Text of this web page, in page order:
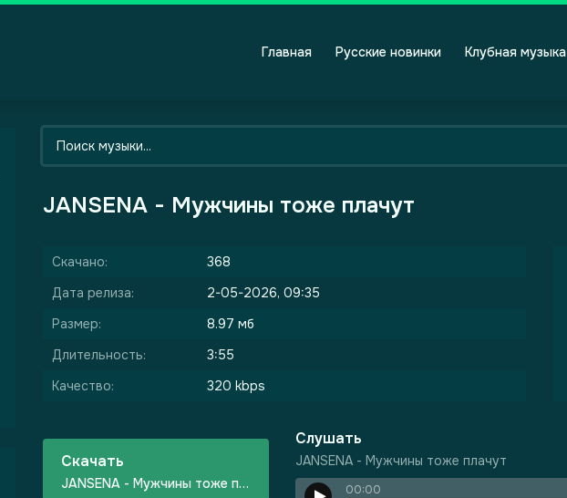
Главная Русские новинки Клубная музыка
JANSENA - Мужчины тоже плачут
Скачано:
368
Дата релиза:
2-05-2026, 09:35
Размер:
8.97 мб
Длительность:
3:55
Качество:
320 kbps
Скачать
JANSENA - Мужчины тоже плачут
Слушать
JANSENA - Мужчины тоже плачут
00:00